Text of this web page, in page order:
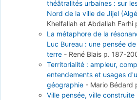
théâtralités urbaines : sur
Nord de la ville de Jijel
Khelfallah et Abdallah Farhi
La métaphore de la
Luc Bureau : une pensée
terre - René Blais p. 187-
Territorialité : ampleur,
entendements et usages
géographie - Mario Bédard
Ville pensée, ville